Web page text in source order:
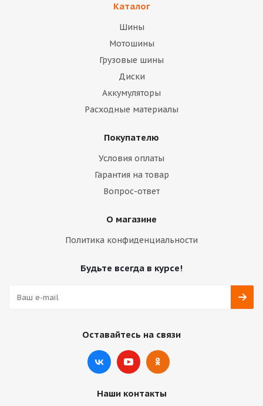
Каталог
Шины
Мотошины
Грузовые шины
Диски
Аккумуляторы
Расходные материалы
Покупателю
Условия оплаты
Гарантия на товар
Вопрос-ответ
О магазине
Политика конфиденциальности
Будьте всегда в курсе!
Оставайтесь на связи
Наши контакты